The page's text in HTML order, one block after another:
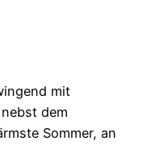
mit
dem
Sommer, an